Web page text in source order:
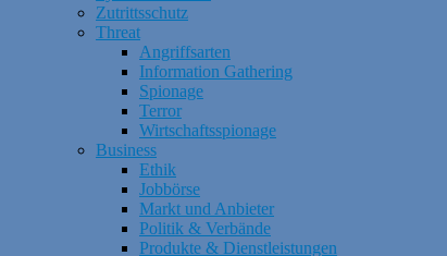
Zutrittsschutz
Threat
Angriffsarten
Information Gathering
Spionage
Terror
Wirtschaftsspionage
Business
Ethik
Jobbörse
Markt und Anbieter
Politik & Verbände
Produkte & Dienstleistungen